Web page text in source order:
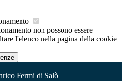
non possono essere
l'elenco nella pagina della cookie
Fermi di Salò